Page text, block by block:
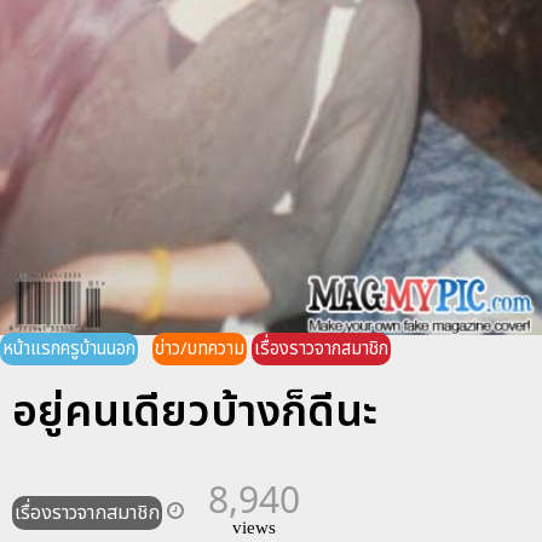
หน้าแรกครูบ้านนอก ข่าว/บทความ เรื่องราวจากสมาชิก
อยู่คนเดียวบ้างก็ดีนะ
เรื่องราวจากสมาชิก 8,940
views